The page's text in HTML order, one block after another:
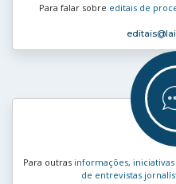
Para falar sobre editais de
editais
Para outras informações,
de entrevistas